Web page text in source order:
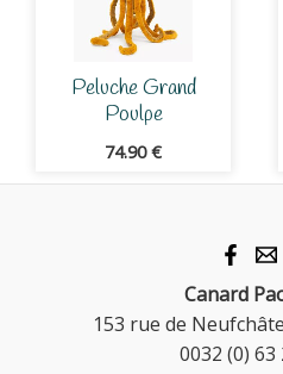
Peluche Grand
Poulpe
74.90€
Canard
153 rue de
0032 (0) 63